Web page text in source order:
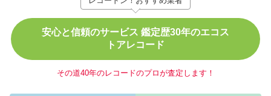
安心と信頼のサービス 鑑定歴30年のエコス
トアレコード
その道40年のレコードのプロが査定します！